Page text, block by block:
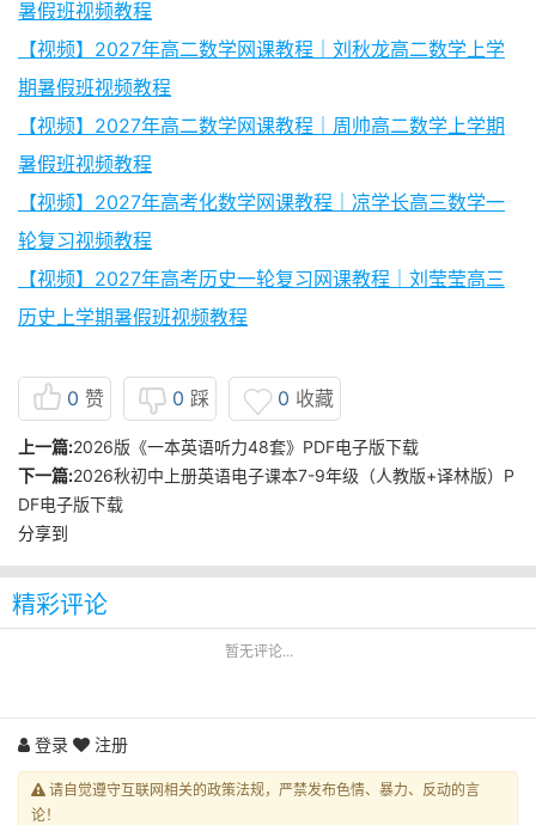
暑假班视频教程
【视频】2027年高二数学网课教程｜刘秋龙高二数学上学
期暑假班视频教程
【视频】2027年高二数学网课教程｜周帅高二数学上学期
暑假班视频教程
【视频】2027年高考化数学网课教程｜凉学长高三数学一
轮复习视频教程
【视频】2027年高考历史一轮复习网课教程｜刘莹莹高三
历史上学期暑假班视频教程
0 赞 0 踩 0 收藏
上一篇:2026版《一本英语听力48套》PDF电子版下载
下一篇:2026秋初中上册英语电子课本7-9年级（人教版+译林版）P
DF电子版下载
分享到
精彩评论
暂无评论...
登录 注册
请自觉遵守互联网相关的政策法规，严禁发布色情、暴力、反动的言
论！